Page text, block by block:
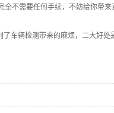
不需要任何手续，不妨给你带来
车辆检测带来的麻烦，二大好处